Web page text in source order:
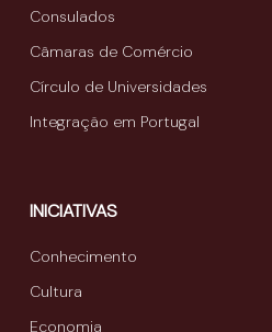
Consulados
Câmaras de Comércio
Círculo de Universidades
Integração em Portugal
INICIATIVAS
Conhecimento
Cultura
Economia